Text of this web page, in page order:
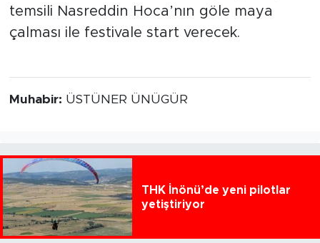
temsili Nasreddin Hoca’nın göle maya
çalması ile festivale start verecek.
Muhabir: ÜSTÜNER ÜNÜGÜR
THK İnönü’de yeni pilotlar
yetiştiriyor